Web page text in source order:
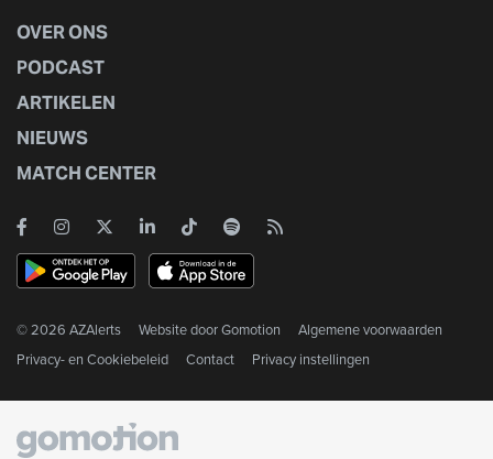
OVER ONS
PODCAST
ARTIKELEN
NIEUWS
MATCH CENTER
© 2026 AZAlerts Website doorGomotion
Algemene voorwaarden
Privacy- en Cookiebeleid
Contact Privacy instellingen